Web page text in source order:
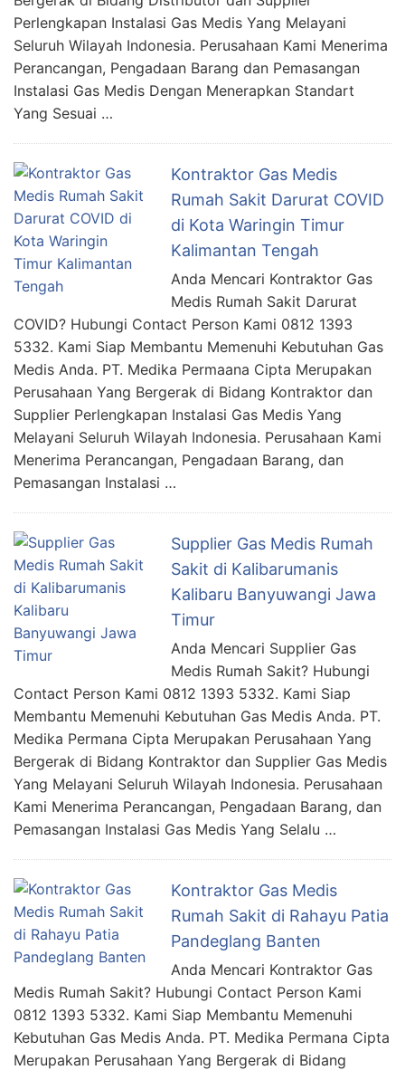
Perlengkapan Instalasi Gas Medis Yang Melayani
Seluruh Wilayah Indonesia. Perusahaan Kami Menerima
Perancangan, Pengadaan Barang dan Pemasangan
Instalasi Gas Medis Dengan Menerapkan Standart
Yang Sesuai …
Kontraktor Gas Medis
Rumah Sakit Darurat COVID
di Kota Waringin Timur
Kalimantan Tengah
Anda Mencari Kontraktor Gas
Medis Rumah Sakit Darurat
COVID? Hubungi Contact Person Kami 0812 1393
5332. Kami Siap Membantu Memenuhi Kebutuhan Gas
Medis Anda. PT. Medika Permaana Cipta Merupakan
Perusahaan Yang Bergerak di Bidang Kontraktor dan
Supplier Perlengkapan Instalasi Gas Medis Yang
Melayani Seluruh Wilayah Indonesia. Perusahaan Kami
Menerima Perancangan, Pengadaan Barang, dan
Pemasangan Instalasi …
Supplier Gas Medis Rumah
Sakit di Kalibarumanis
Kalibaru Banyuwangi Jawa
Timur
Anda Mencari Supplier Gas
Medis Rumah Sakit? Hubungi
Contact Person Kami 0812 1393 5332. Kami Siap
Membantu Memenuhi Kebutuhan Gas Medis Anda. PT.
Medika Permana Cipta Merupakan Perusahaan Yang
Bergerak di Bidang Kontraktor dan Supplier Gas Medis
Yang Melayani Seluruh Wilayah Indonesia. Perusahaan
Kami Menerima Perancangan, Pengadaan Barang, dan
Pemasangan Instalasi Gas Medis Yang Selalu …
Kontraktor Gas Medis
Rumah Sakit di Rahayu Patia
Pandeglang Banten
Anda Mencari Kontraktor Gas
Medis Rumah Sakit? Hubungi Contact Person Kami
0812 1393 5332. Kami Siap Membantu Memenuhi
Kebutuhan Gas Medis Anda. PT. Medika Permana Cipta
Merupakan Perusahaan Yang Bergerak di Bidang